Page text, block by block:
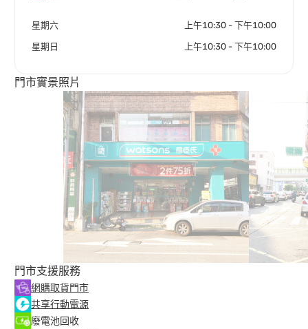
星期六 上午10:30 - 下午10:00
星期日 上午10:30 - 下午10:00
門市實景照片
門市支援服務
網購取貨門市
共享行動電源
廢電池回收